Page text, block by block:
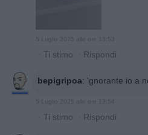
· Ti stimo · Rispondi
bepigripoa: 'gnorante io a
5 Luglio 2025 alle ore 13:54
· Ti stimo · Rispondi